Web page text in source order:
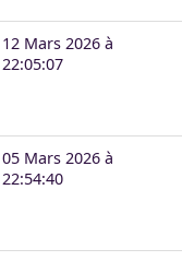
12 Mars 2026 à
22:05:07
05 Mars 2026 à
22:54:40